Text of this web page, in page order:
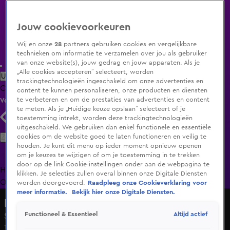
Uitzending Gemist Populaire programma's Zenders Genres
ClipsFilmsRadioSmart TV inlogShop
Volg KIJK
Zoeken
HomeUitzending Gemist Programma's De Bondgenoten
OranjezomerLivestreamsShop
Songfestivalfans klaar voor eerste halve finale
13 mei 2025, 20:50
Jouw cookievoorkeuren
Wij en onze28 partners gebruiken cookies en vergelijkbare
technieken om informatie te verzamelen over jou als gebruiker
van onze website(s), jouw gedrag en jouw apparaten. Als je
„Alle cookies accepteren” selecteert, worden
trackingtechnologieën ingeschakeld om onze advertenties en
content te kunnen personaliseren, onze producten en diensten
te verbeteren en om de prestaties van advertenties en content
te meten. Als je „Huidige keuze opslaan” selecteert of je
toestemming intrekt, worden deze trackingtechnologieën
uitgeschakeld. We gebruiken dan enkel functionele en essentiële
cookies om de website goed te laten functioneren en veilig te
houden. Je kunt dit menu op ieder moment opnieuw openen
om je keuzes te wijzigen of om je toestemming in te trekken
door op de link Cookie-instellingen onder aan de webpagina te
klikken. Je selecties zullen overal binnen onze Digitale Diensten
worden doorgevoerd.
Raadpleeg onze Cookieverklaring voor
meer informatie.
Bekijk hier onze Digitale Diensten.
Functioneel & Essentieel Altijd actief